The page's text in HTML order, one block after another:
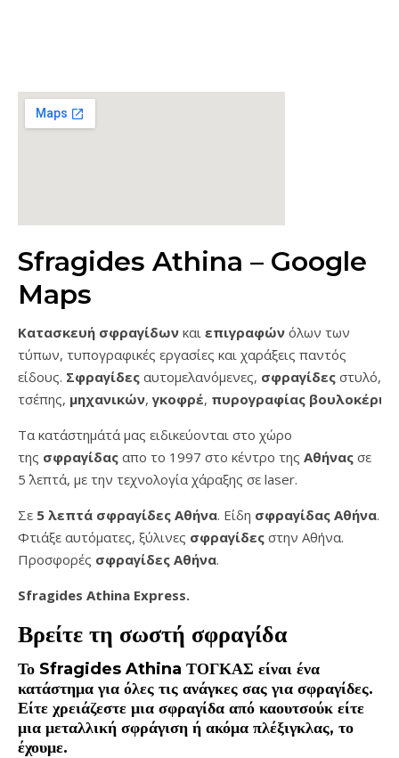
Sfragides Athina – Google
Maps
Κατασκευή σφραγίδων και επιγραφών όλων των
τύπων, τυπογραφικές εργασίες και χαράξεις παντός
είδους. Σφραγίδες αυτομελανόμενες, σφραγίδες στυλό,
τσέπης, μηχανικών,γκοφρέ, πυρογραφίας βουλοκέρι
Τα κατάστημάτά μας ειδικεύονται στο χώρο
της σφραγίδας απο το 1997 στο κέντρο της Αθήνας σε
5΄ λεπτά, με την τεχνολογία χάραξης σε laser.
Σε 5 λεπτά σφραγίδες Αθήνα. Είδη σφραγίδας Αθήνα.
Φτιάξε αυτόματες, ξύλινες σφραγίδες στην Αθήνα.
Προσφορές σφραγίδες Αθήνα.
Sfragides Athina Express.
Βρείτε τη σωστή σφραγίδα
Το Sfragides Athina ΤΟΓΚΑΣ είναι ένα
κατάστημα για όλες τις ανάγκες σας για σφραγίδες.
Είτε χρειάζεστε μια σφραγίδα από καουτσούκ είτε
μια μεταλλική σφράγιση ή ακόμα πλέξιγκλας, το
έχουμε.